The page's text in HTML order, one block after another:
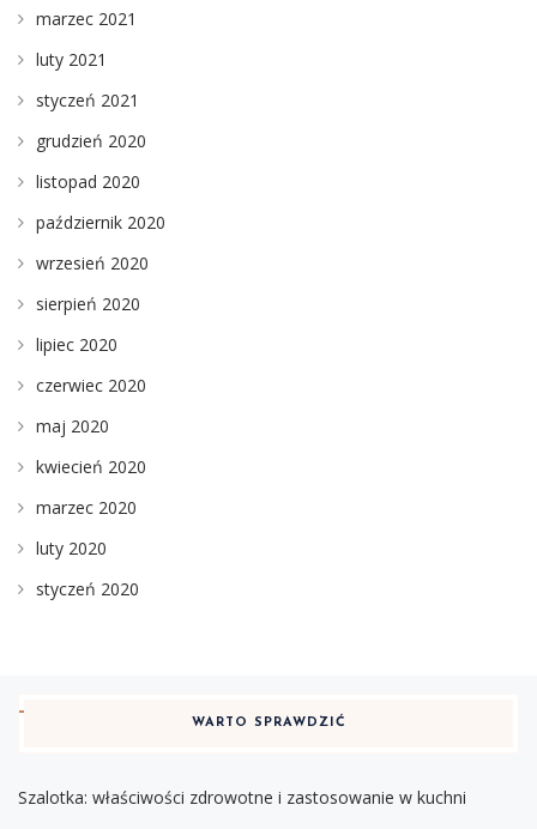
marzec 2021
luty 2021
styczeń 2021
grudzień 2020
listopad 2020
październik 2020
wrzesień 2020
sierpień 2020
lipiec 2020
czerwiec 2020
maj 2020
kwiecień 2020
marzec 2020
luty 2020
styczeń 2020
WARTO SPRAWDZIĆ
Szalotka: właściwości zdrowotne i zastosowanie w kuchni